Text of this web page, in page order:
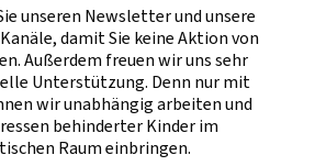
unseren Newsletter und unsere
damit Sie keine Aktion von
Außerdem freuen wir uns sehr
Unterstützung. Denn nur mit
wir unabhängig arbeiten und
behinderter Kinder im
Raum einbringen.